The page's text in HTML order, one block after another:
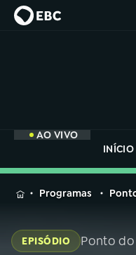
AO VIVO
INÍCIO
MENU
na
Rádio
Programas
EPISÓDIO Ponto